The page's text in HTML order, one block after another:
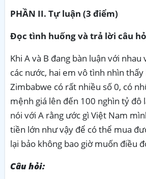
PHẦN II. Tự luận (3 điểm)
Đọc tình huống và trả lời câu
Khi A và B đang bàn luận với
các nước, hai em vô tình nhìn
Zimbabwe có rất nhiều số 0, có
mệnh giá lên đến 100 nghìn tỷ đô
nói với A rằng ước gì Việt Nam
tiền lớn như vậy để có thể mua
lại bảo không bao giờ muốn điều
Câu hỏi: